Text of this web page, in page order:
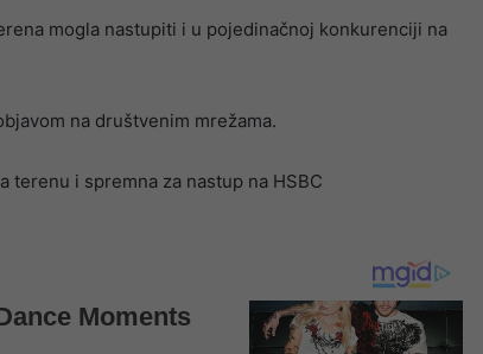
mogla nastupiti i u pojedinačnoj konkurenciji na
na društvenim mrežama.
terenu i spremna za nastup na HSBC